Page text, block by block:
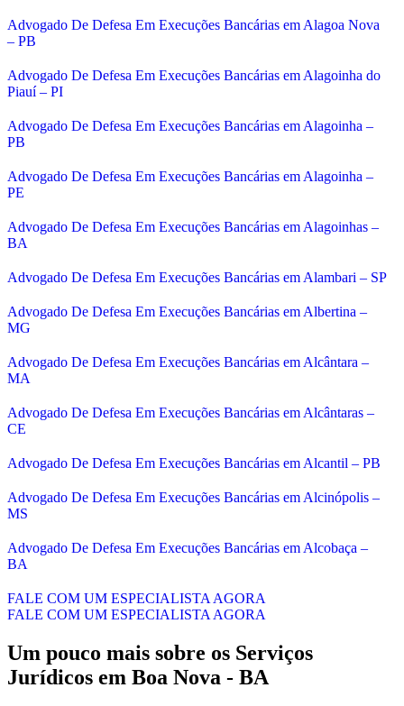
Advogado De Defesa Em Execuções Bancárias em Alagoa Nova
– PB
Advogado De Defesa Em Execuções Bancárias em Alagoinha do
Piauí – PI
Advogado De Defesa Em Execuções Bancárias em Alagoinha –
PB
Advogado De Defesa Em Execuções Bancárias em Alagoinha –
PE
Advogado De Defesa Em Execuções Bancárias em Alagoinhas –
BA
Advogado De Defesa Em Execuções Bancárias em Alambari – SP
Advogado De Defesa Em Execuções Bancárias em Albertina –
MG
Advogado De Defesa Em Execuções Bancárias em Alcântara –
MA
Advogado De Defesa Em Execuções Bancárias em Alcântaras –
CE
Advogado De Defesa Em Execuções Bancárias em Alcantil – PB
Advogado De Defesa Em Execuções Bancárias em Alcinópolis –
MS
Advogado De Defesa Em Execuções Bancárias em Alcobaça –
BA
FALE COM UM ESPECIALISTA AGORA
FALE COM UM ESPECIALISTA AGORA
Um pouco mais sobre os Serviços
Jurídicos em Boa Nova - BA